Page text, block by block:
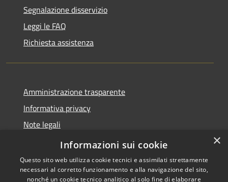
Segnalazione disservizio
Leggi le FAQ
Richiesta assistenza
Amministrazione trasparente
Informativa privacy
Note legali
Dichiarazione di accessibilità
×
Informazioni sui cookie
Questo sito web utilizza cookie tecnici e assimilati strettamente
necessari al corretto funzionamento e alla navigazione del sito,
nonché un cookie tecnico analitico al solo fine di elaborare